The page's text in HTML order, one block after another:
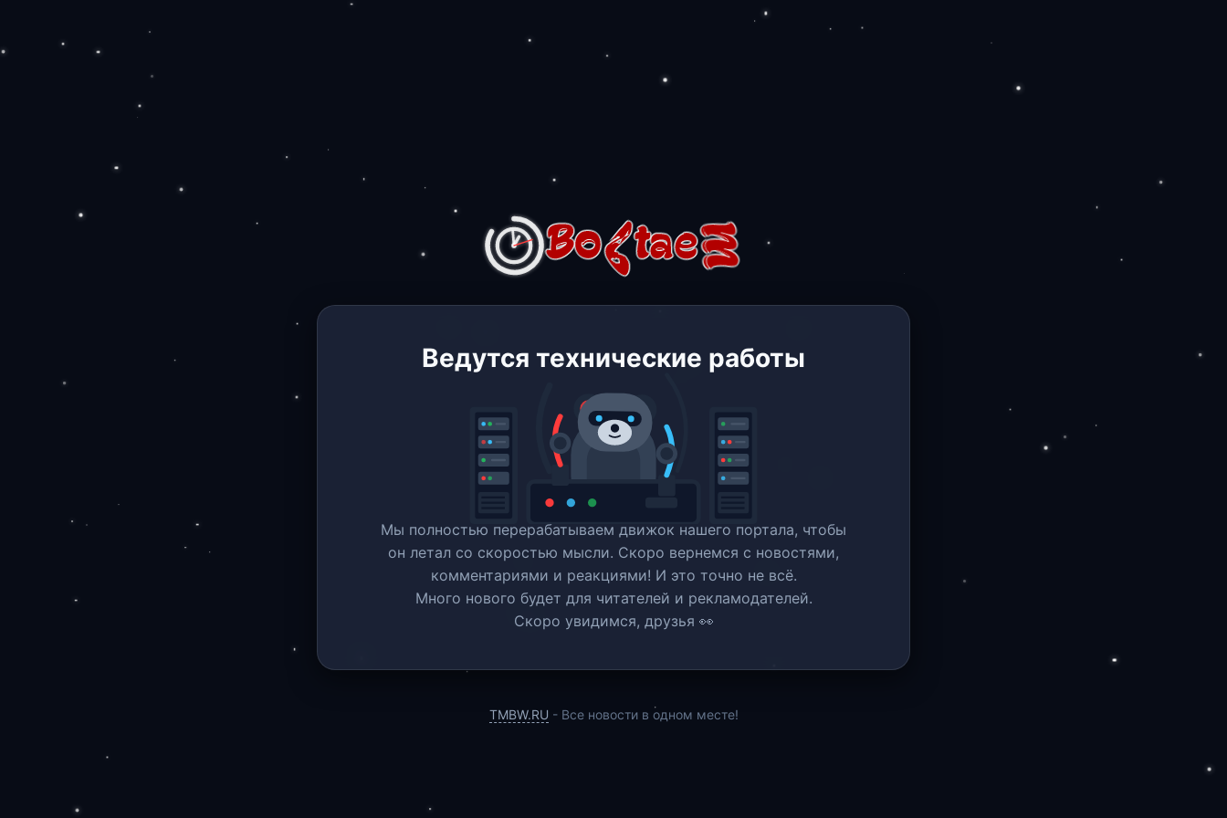
Ведутся технические работы
Мы полностью перерабатываем движок нашего портала, чтобы
он летал со скоростью мысли. Скоро вернемся c новостями,
комментариями и реакциями! И это точно не всё.
Много нового будет для читателей и рекламодателей.
Скоро увидимся, друзья 👀
TMBW.RU - Все новости в одном месте!